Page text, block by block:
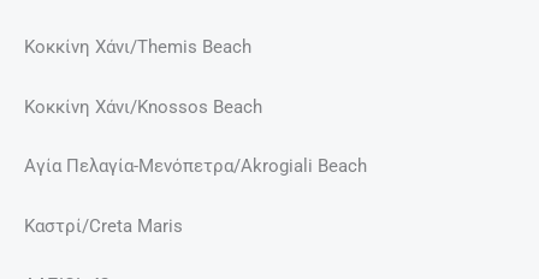
Κοκκίνη Χάνι/Themis Beach
Κοκκίνη Χάνι/Knossos Beach
Αγία Πελαγία-Μενόπετρα/Akrogiali Beach
Καστρί/Creta Maris